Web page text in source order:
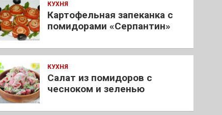
КУХНЯ
Картофельная запеканка с
помидорами «Серпантин»
КУХНЯ
Салат из помидоров с
чесноком и зеленью